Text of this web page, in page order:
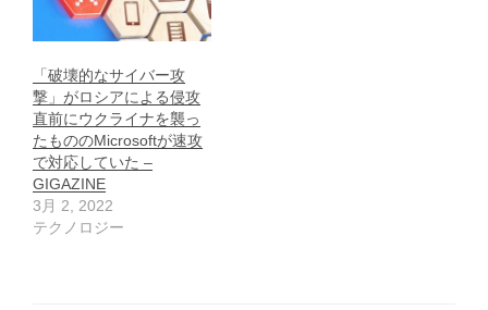
「破壊的なサイバー攻
撃」がロシアによる侵攻
直前にウクライナを襲っ
たもののMicrosoftが速攻
で対応していた –
GIGAZINE
3月 2, 2022
テクノロジー